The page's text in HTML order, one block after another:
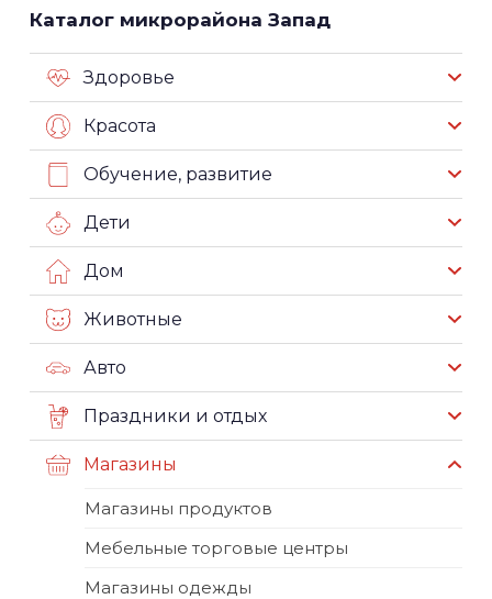
Каталог микрорайона Запад
Здоровье
Красота
Обучение, развитие
Дети
Дом
Животные
Авто
Праздники и отдых
Магазины
Магазины продуктов
Мебельные торговые центры
Магазины одежды